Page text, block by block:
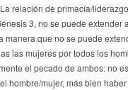
relación de primacía/
3, no se puede extender
manera que no se puede
las mujeres por todos los
el pecado de ambos: no
hombre/mujer, más bien